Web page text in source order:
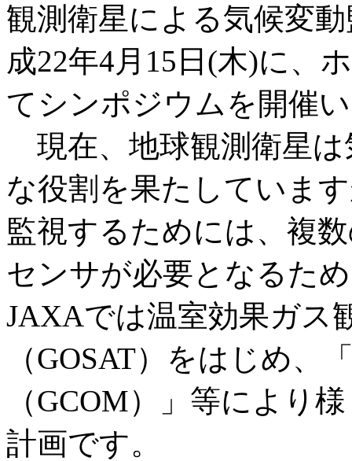
観測衛星による気候変
成22年4月15日(木)に、
てシンポジウムを開催
現在、地球観測衛星は
な役割を果たしていま
監視するためには、複
センサが必要となるた
JAXAでは温室効果ガス
（GOSAT）をはじめ、
（GCOM）」等により
計画です。